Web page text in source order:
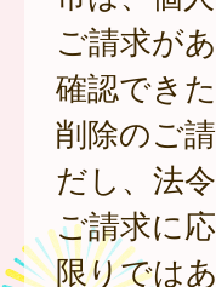
ご請求が
確認でき
削除のご
だし、法
ご請求に
限りでは